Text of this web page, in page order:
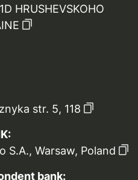
HRUSHEVSKOHO
str. 5, 118
S.A., Warsaw, Poland
bank: